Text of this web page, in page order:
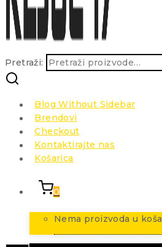
Pretraži:
Blog Without Sidebar
Brendovi
Checkout
Kontaktirajte nas
Košarica
0
Nema proizvoda u